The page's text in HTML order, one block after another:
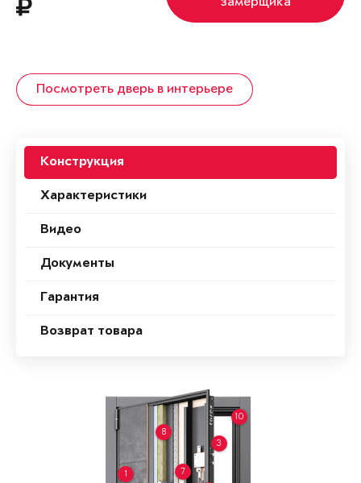
Посмотреть дверь в интерьере
Конструкция
Характеристики
Видео
Документы
Гарантия
Возврат товара
1
3
7
8
10